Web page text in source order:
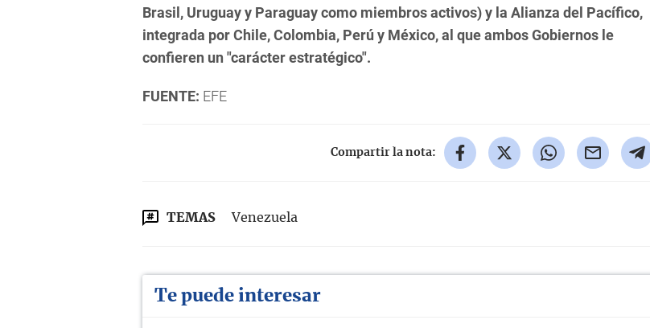
Brasil, Uruguay y Paraguay como miembros activos) y la Alianza del Pacífico,
integrada por Chile, Colombia, Perú y México, al que ambos Gobiernos le
confieren un "carácter estratégico".
FUENTE: EFE
Compartir la nota:
TEMAS Venezuela
Te puede interesar